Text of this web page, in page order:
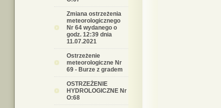
Zmiana ostrzeżenia
meteorologicznego
Nr 64 wydanego o
godz. 12:39 dnia
11.07.2021
Ostrzeżenie
meteorologiczne Nr
69 - Burze z gradem
OSTRZEŻENIE
HYDROLOGICZNE Nr
O:68